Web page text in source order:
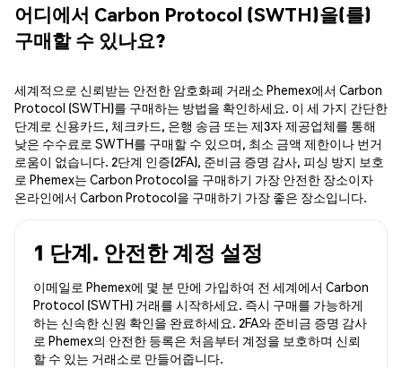
어디에서 Carbon Protocol (SWTH)을(를)
구매할 수 있나요?
세계적으로 신뢰받는 안전한 암호화폐 거래소 Phemex에서 Carbon
Protocol (SWTH)를 구매하는 방법을 확인하세요. 이 세 가지 간단한
단계로 신용카드, 체크카드, 은행 송금 또는 제3자 제공업체를 통해
낮은 수수료로 SWTH를 구매할 수 있으며, 최소 금액 제한이나 번거
로움이 없습니다. 2단계 인증(2FA), 준비금 증명 감사, 피싱 방지 보호
로 Phemex는 Carbon Protocol을 구매하기 가장 안전한 장소이자
온라인에서 Carbon Protocol을 구매하기 가장 좋은 장소입니다.
1 단계. 안전한 계정 설정
이메일로 Phemex에 몇 분 만에 가입하여 전 세계에서 Carbon
Protocol (SWTH) 거래를 시작하세요. 즉시 구매를 가능하게
하는 신속한 신원 확인을 완료하세요. 2FA와 준비금 증명 감사
로 Phemex의 안전한 등록은 처음부터 계정을 보호하며 신뢰
할 수 있는 거래소로 만들어줍니다.